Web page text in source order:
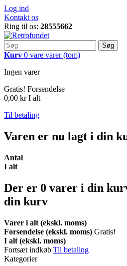
Log ind
Kontakt os
Ring til os: 28555662
Søg
Kurv 0 vare varer (tom)
Ingen varer
Gratis! Forsendelse
0,00 kr I alt
Til betaling
Varen er nu lagt i din
Antal
I alt
Der er 0 varer i din
din kurv
Varer i alt (ekskl. moms)
Forsendelse (ekskl. moms) Gratis!
I alt (ekskl. moms)
Fortsæt indkøb Til betaling
Kategorier